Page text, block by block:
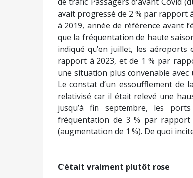
avait progressé de 2 % par rapport
à 2019, année de référence avant
que la fréquentation de haute
indiqué qu’en juillet, les
rapport à 2023, et de 1 % par
une situation plus convenable avec
Le constat d’un essoufflement de
relativisé car il était relevé une
jusqu’à fin septembre, les
fréquentation de 3 % par rapport
(augmentation de 1 %). De quoi
C’était vraiment plutôt rose